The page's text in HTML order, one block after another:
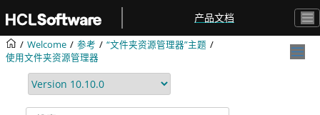
产品文档
Welcome 参考
“文件夹资源管理器”主题
使用文件夹资源管理器